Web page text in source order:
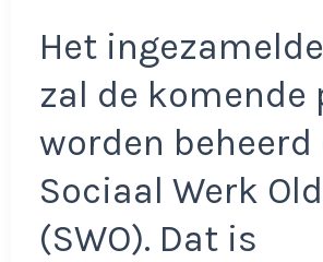
Het
zal de komende
worden beheerd
Sociaal Werk
(SWO). Dat is